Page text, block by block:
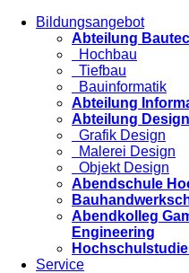
Bildungsangebot
Abteilung
Hochbau
Tiefbau
Bauinformatik
Abteilung
Abteilung Design
Grafik Design
Malerei Design
Objekt Design
Abendschule
Abendkolleg
Engineering
Service